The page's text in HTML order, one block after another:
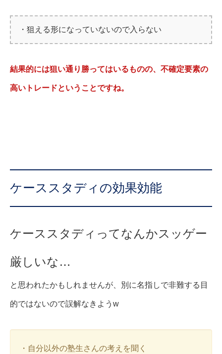
・狙える形になっていないので入らない
結果的には狙い通り勝ってはいるものの、不確定要素の
高いトレードということですね。
ケーススタディの効果効能
ケーススタディってなんかスッゲー
厳しいな…
と思われたかもしれませんが、別に名指しで非難する目
的ではないので誤解なきようw
・自分以外の塾生さんの考えを聞く